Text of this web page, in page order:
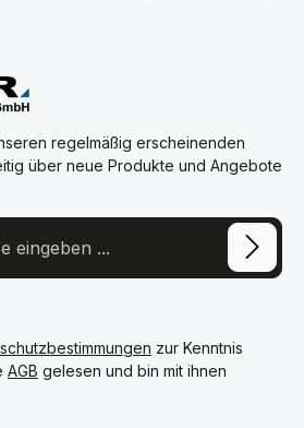
regelmäßig erscheinenden
über neue Produkte und Angebote
zur Kenntnis
AGB gelesen und bin mit ihnen